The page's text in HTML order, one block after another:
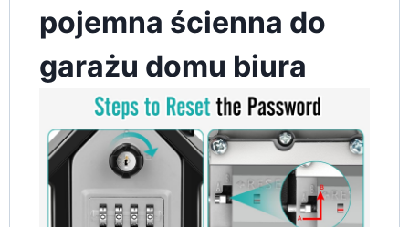
pojemna ścienna do
garażu domu biura